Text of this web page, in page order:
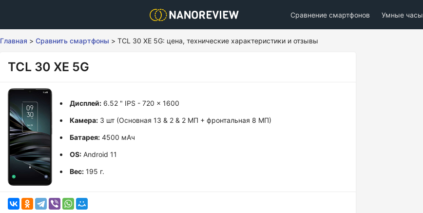
Сравнение смартфонов Умные часы
Главная > Сравнить смартфоны > TCL 30 XE 5G: цена, технические характеристики и отзывы
TCL 30 XE 5G
Дисплей: 6.52 " IPS - 720 x 1600
Камера: 3 шт (Основная 13 & 2 & 2 МП + фронтальная 8 МП)
Батарея: 4500 мАч
OS: Android 11
Вес: 195 г.